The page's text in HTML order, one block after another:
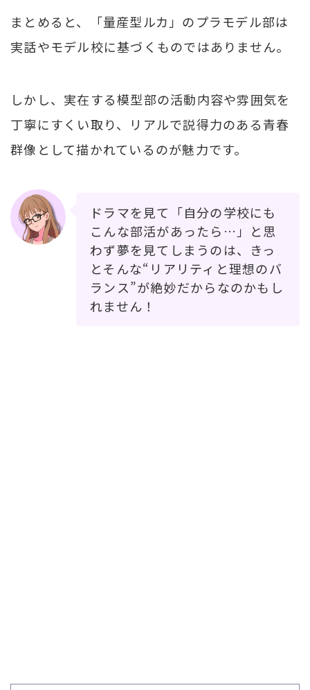
まとめると、「量産型ルカ」のプラモデル部は
実話やモデル校に基づくものではありません。
しかし、実在する模型部の活動内容や雰囲気を
丁寧にすくい取り、リアルで説得力のある青春
群像として描かれているのが魅力です。
ドラマを見て「自分の学校にも
こんな部活があったら…」と思
わず夢を見てしまうのは、きっ
とそんな“リアリティと理想のバ
ランス”が絶妙だからなのかもし
れません！